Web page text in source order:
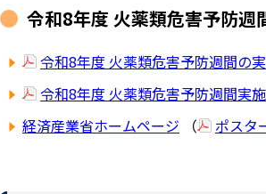
令和8年度 火薬類危害予防週
令和8年度 火薬類危害予防週間の
令和8年度 火薬類危害予防週間実
経済産業省ホームページ （ ポスタ